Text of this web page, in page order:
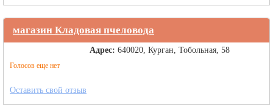
магазин Кладовая пчеловода
Голосов еще нет
Адрес: 640020, Курган, Тобольная, 58
Оставить свой отзыв